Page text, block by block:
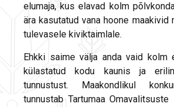
elumaja, kus elavad kolm
ära kasutatud vana hoone maakivid
tulevasele kiviktaimlale.
Ehkki saime välja anda vaid kolm
külastatud kodu kaunis ja
tunnustust. Maakondlikul
tunnustab Tartumaa